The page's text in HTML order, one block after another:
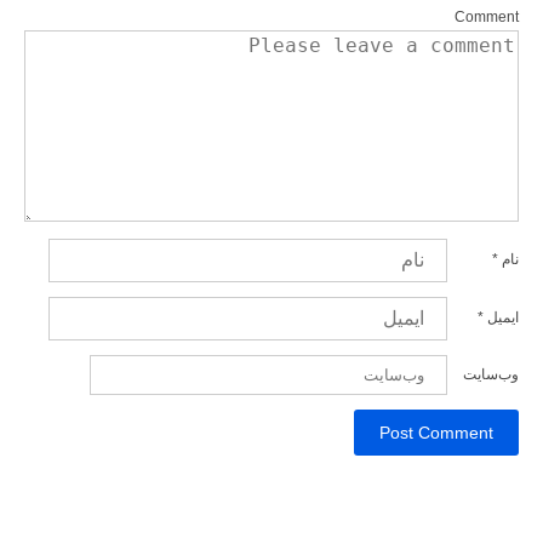
Comment
نام *
ایمیل *
وب‌سایت